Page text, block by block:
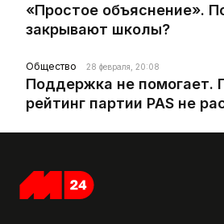
«Простое объяснение».
закрывают школы?
Общество 28 февраля, 20:08
Поддержка не помогает.
рейтинг партии PAS не